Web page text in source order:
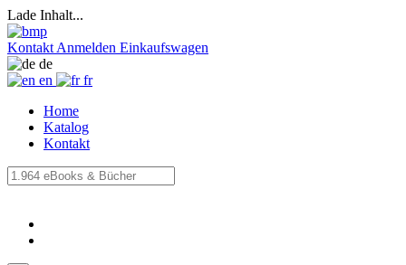
Lade Inhalt...
Kontakt Anmelden Einkaufswagen
de
en
fr
Home
Katalog
Kontakt